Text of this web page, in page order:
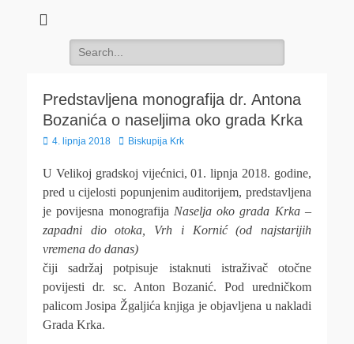
Search
for:
Predstavljena monografija dr. Antona
Bozanića o naseljima oko grada Krka
Posted
4. lipnja 2018 Author
Biskupija Krk
U Velikoj gradskoj vijećnici, 01. lipnja 2018. godine,
pred u cijelosti popunjenim auditorijem, predstavljena
je povijesna monografija Naselja oko grada Krka –
zapadni dio otoka, Vrh i Kornić (od najstarijih
vremena do danas)
čiji sadržaj potpisuje istaknuti istraživač otočne
povijesti dr. sc. Anton Bozanić. Pod uredničkom
palicom Josipa Žgaljića knjiga je objavljena u nakladi
Grada Krka.